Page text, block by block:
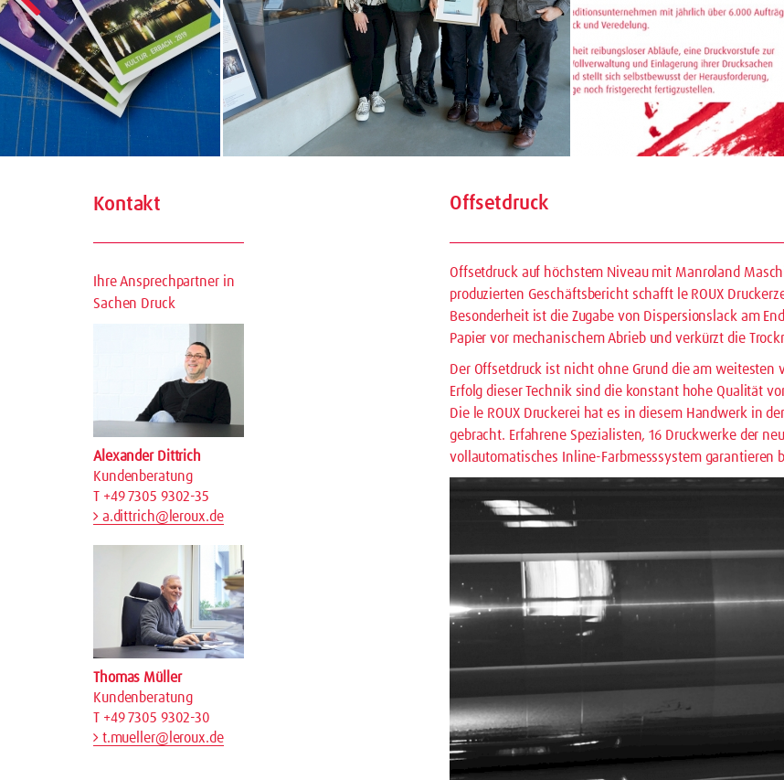
Offsetdruck
Kontakt
Ihre Ansprechpartner in
Sachen Druck
Alexander Dittrich
Kundenberatung
T +49 7305 9302-35
a.dittrich@leroux.de
Thomas Müller
Kundenberatung
T +49 7305 9302-30
t.mueller@leroux.de
Offsetdruck auf höchstem Niveau mit Manroland
produzierten Geschäftsbericht schafft le ROUX
Besonderheit ist die Zugabe von Dispersionslack am
Papier vor mechanischem Abrieb und verkürzt die
Der Offsetdruck ist nicht ohne Grund die am weitesten
Erfolg dieser Technik sind die konstant hohe Qualität
Die le ROUX Druckerei hat es in diesem Handwerk in
gebracht. Erfahrene Spezialisten, 16 Druckwerke der
vollautomatisches Inline-Farbmesssystem garantieren